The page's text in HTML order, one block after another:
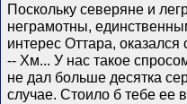
Поскольку северяне и
неграмотны,
интерес Оттара, оказался
-- Хм... У нас такое
не дал больше десятка
случае. Стоило б тебе ее